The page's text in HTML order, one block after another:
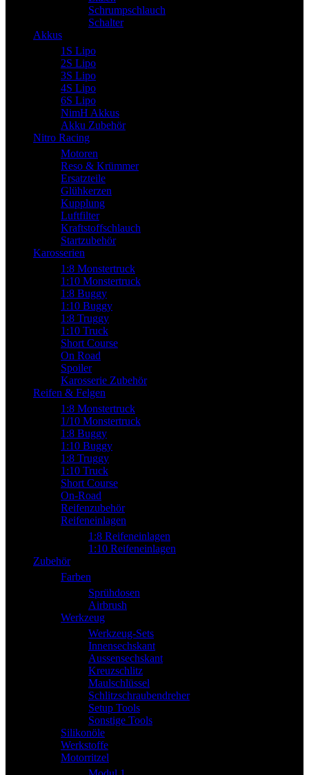
Schrumpschlauch
Schalter
Akkus
1S Lipo
2S Lipo
3S Lipo
4S Lipo
6S Lipo
NimH Akkus
Akku Zubehör
Nitro Racing
Motoren
Reso & Krümmer
Ersatzteile
Glühkerzen
Kupplung
Luftfilter
Kraftstoffschlauch
Startzubehör
Karosserien
1:8 Monstertruck
1:10 Monstertruck
1:8 Buggy
1:10 Buggy
1:8 Truggy
1:10 Truck
Short Course
On Road
Spoiler
Karosserie Zubehör
Reifen & Felgen
1:8 Monstertruck
1/10 Monstertruck
1:8 Buggy
1:10 Buggy
1:8 Truggy
1:10 Truck
Short Course
On-Road
Reifenzubehör
Reifeneinlagen
1:8 Reifeneinlagen
1:10 Reifeneinlagen
Zubehör
Farben
Sprühdosen
Airbrush
Werkzeug
Werkzeug-Sets
Innensechskant
Aussensechskant
Kreuzschlitz
Maulschlüssel
Schlitzschraubendreher
Setup Tools
Sonstige Tools
Silikonöle
Werkstoffe
Motorritzel